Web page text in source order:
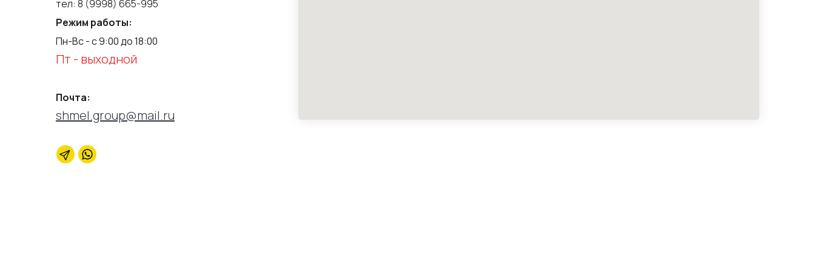
тел: 8 (9998) 665-995
Режим работы:
Пн-Вс - с 9:00 до 18:00
Пт - выходной
Почта:
shmel.group@mail.ru